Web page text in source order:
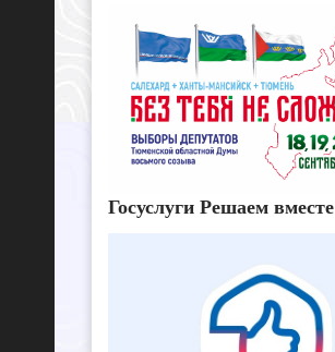
Госуслуги Решаем вместе